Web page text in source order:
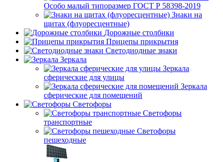
Особо малый типоразмер ГОСТ Р 58398-2019
Знаки на
щитах (флуоресцентные)
Дорожные столбики
Прицепы прикрытия
Светодиодные знаки
Зеркала
Зеркала
сферические для улицы
Зеркала
сферические для помещений
Светофоры
Светофоры
транспортные
Светофоры
пешеходные